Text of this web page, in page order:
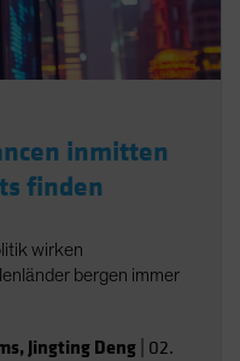
inmitten
finden
wirken
bergen immer
, Jingting Deng 02.